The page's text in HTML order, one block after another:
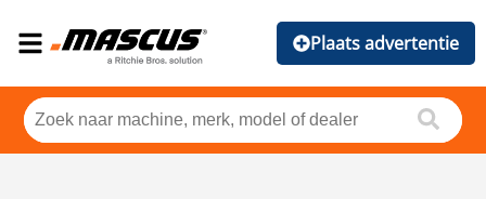
Plaats advertentie